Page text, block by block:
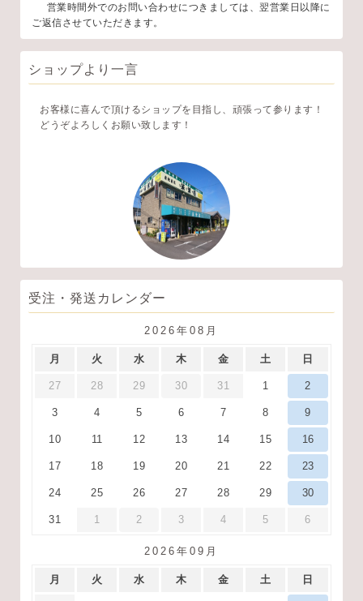
営業時間外でのお問い合わせにつきましては、翌営業日以降に
ご返信させていただきます。
ショップより一言
お客様に喜んで頂けるショップを目指し、頑張って参ります！
どうぞよろしくお願い致します！
受注・発送カレンダー
2026年08月
月 火 水 木 金 土 日
27 28 29 30 31 1 2
3 4 5 6 7 8 9
10 11 12 13 14 15 16
17 18 19 20 21 22 23
24 25 26 27 28 29 30
31 1 2 3 4 5 6
2026年09月
月 火 水 木 金 土 日